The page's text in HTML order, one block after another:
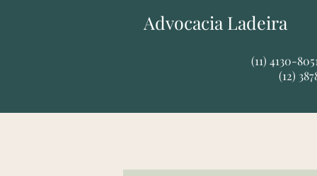
Advocacia Ladeira
​​(11) 4130-
(12)